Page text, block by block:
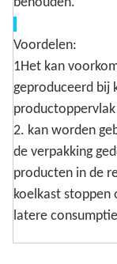
Voordelen:
1Het kan
geproduceerd bij
2. kan worden
de verpakking
producten in de
koelkast stoppen
latere